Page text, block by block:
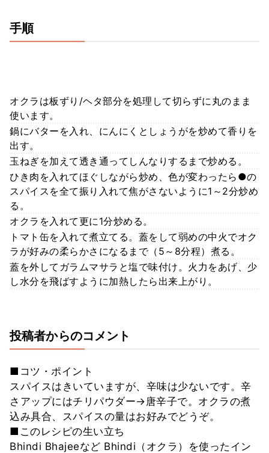
手順
オクラは板ずり/ヘタ部分を処理して切らずに丸のまま
使います。
鍋にバターを入れ、にんにくとしょうがを炒めて香りを
出す。
玉ねぎを加えて透き通ってしんなりするまで炒める。
ひき肉を入れてほぐしながら炒め、色が変わったら●の
スパイスを全て振り入れて焦がさないように1～2分炒め
る。
オクラを入れて更に1分炒める。
トマト缶を入れて煮立てる。蓋をして弱めの中火でオク
ラが好みの柔らかさになるまで（5～8分程）煮る。
蓋を外してガラムマサラと塩で味付け。火力をあげ、少
し水分を飛ばすように加熱したら出来上がり。
投稿者からのコメント
■コツ・ポイント
スパイスはきいていますが、辛味は少ないです。辛
さアップにはチリパウダー→唐辛子で。オクラの煮
込み具合、スパイスの量はお好みでどうぞ。
■このレシピの生い立ち
Bhindi Bhajeeなど Bhindi（オクラ）を使ったイン